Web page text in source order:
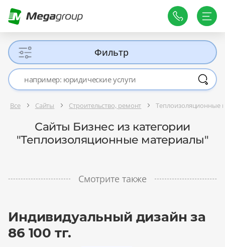
Фильтр
Все Сайты Строительство, ремонт Теплоизоляционные
Сайты Бизнес из категории
"Теплоизоляционные материалы"
Смотрите также
Индивидуальный дизайн за
86 100 тг.